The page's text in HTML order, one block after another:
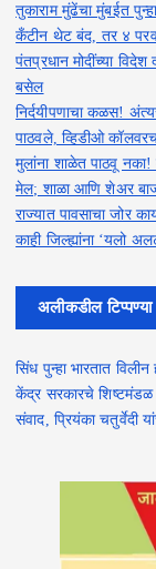
तुकाराम मुंढेंचा मुंबईत
कँटीन थेट बंद, तर ४
पंतप्रधान मोदींच्या
बसेल
निर्दयीपणाचा कळस!
पाठवले, व्हिडीओ कॉलवरच
मुलांना शाळेत पाठवू नका!
मेल; शाळा आणि शेअर
राज्यात पावसाचा जोर
काही जिल्ह्यांना ‘यलो
अलीकडील टिप्पण्या
सिंध पुन्हा भारतात
केंद्र सरकारचे शिष्टमंडळ
संवाद, प्रियंका चतुर्वेदी